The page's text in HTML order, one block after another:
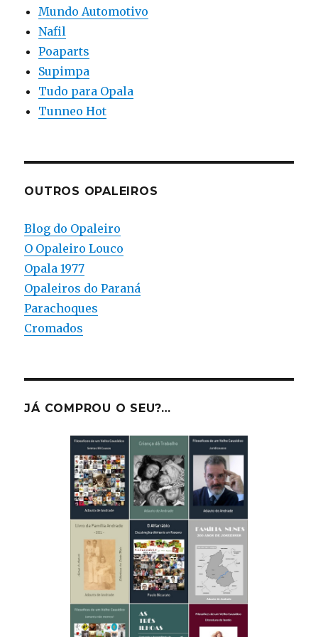
Mundo Automotivo
Nafil
Poaparts
Supimpa
Tudo para Opala
Tunneo Hot
OUTROS OPALEIROS
Blog do Opaleiro
O Opaleiro Louco
Opala 1977
Opaleiros do Paraná
Parachoques
Cromados
JÁ COMPROU O SEU?…